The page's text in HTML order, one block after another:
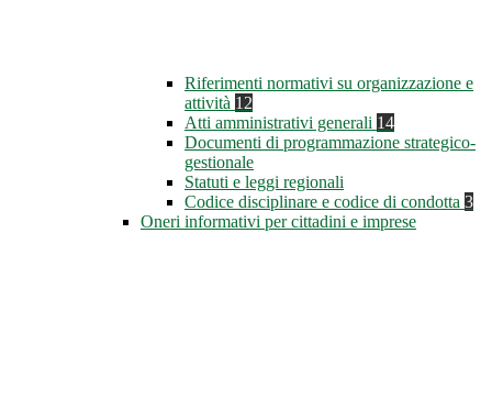
Riferimenti normativi su organizzazione e
attività 12
Atti amministrativi generali 14
Documenti di programmazione strategico-
gestionale
Statuti e leggi regionali
Codice disciplinare e codice di condotta 3
Oneri informativi per cittadini e imprese